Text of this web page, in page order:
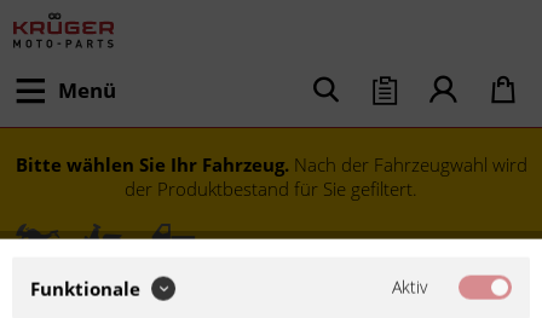
Menü
Bitte wählen Sie Ihr Fahrzeug. Nach der Fahrzeugwahl wird
der Produktbestand für Sie gefiltert.
Funktionale Aktiv